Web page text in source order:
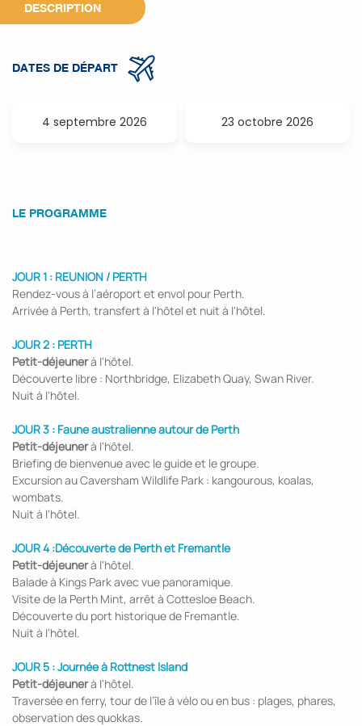
DESCRIPTION
DATES DE DÉPART
4 septembre 2026 23 octobre 2026
LE PROGRAMME
JOUR 1 : REUNION / PERTH
Rendez-vous à l’aéroport et envol pour Perth.
Arrivée à Perth, transfert à l'hôtel et nuit à l'hôtel.
JOUR 2 : PERTH
Petit-déjeunerà l'hôtel.
Découverte libre : Northbridge, Elizabeth Quay, Swan River.
Nuit à l'hôtel.
JOUR 3 : Faune australienne autour de Perth
Petit-déjeunerà l'hôtel.
Briefing de bienvenue avec le guide et le groupe.
Excursion au Caversham Wildlife Park : kangourous, koalas,
wombats.
Nuit à l'hôtel.
JOUR 4 :Découverte de Perth et Fremantle
Petit-déjeunerà l'hôtel.
Balade à Kings Park avec vue panoramique.
Visite de la Perth Mint, arrêt à Cottesloe Beach.
Découverte du port historique de Fremantle.
Nuit à l'hôtel.
JOUR 5 : Journée à Rottnest Island
Petit-déjeunerà l'hôtel.
Traversée en ferry, tour de l’île à vélo ou en bus : plages, phares,
observation des quokkas.